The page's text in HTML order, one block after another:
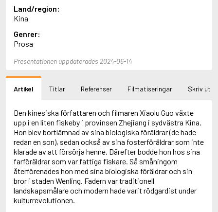
Adams, Jane
Adams, Richard
Adbåge, Emma
Adbåge, Lisen
Adelborg, Ottilia
Adiga, Aravind
Adnan, Etel
Adolfsson, Evert
Adolfsson, Gunnar
Adolfsson, Josefine
Adolfsson, Maria
Adolphsen, Peter
Land/region:
Kina
Genrer:
Prosa
Presentationen uppdaterades 2024-06-14
Artikel Titlar Referenser Filmatiseringar Skriv ut
Den kinesiska författaren och filmaren Xiaolu Guo växte
upp i en liten fiskeby i provinsen Zhejiang i sydvästra Kina.
Hon blev bortlämnad av sina biologiska föräldrar (de hade
redan en son), sedan också av sina fosterföräldrar som inte
klarade av att försörja henne. Därefter bodde hon hos sina
farföräldrar som var fattiga fiskare. Så småningom
återförenades hon med sina biologiska föräldrar och sin
bror i staden Wenling. Fadern var traditionell
landskapsmålare och modern hade varit rödgardist under
kulturrevolutionen.